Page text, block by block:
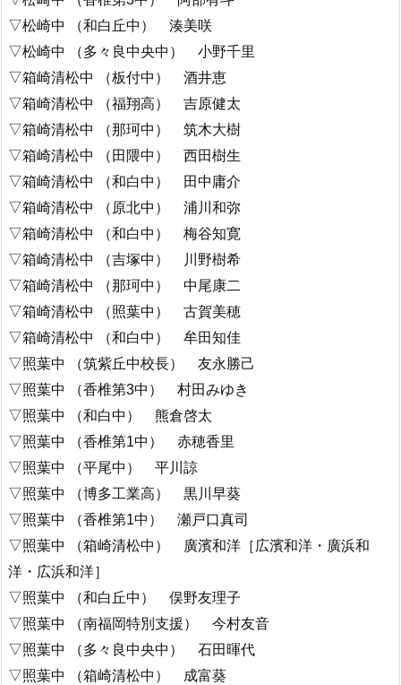
▽松崎中 （和白丘中） 湊美咲
▽松崎中 （多々良中央中） 小野千里
▽箱崎清松中 （板付中） 酒井恵
▽箱崎清松中 （福翔高） 吉原健太
▽箱崎清松中 （那珂中） 筑木大樹
▽箱崎清松中 （田隈中） 西田樹生
▽箱崎清松中 （和白中） 田中庸介
▽箱崎清松中 （原北中） 浦川和弥
▽箱崎清松中 （和白中） 梅谷知寛
▽箱崎清松中 （吉塚中） 川野樹希
▽箱崎清松中 （那珂中） 中尾康二
▽箱崎清松中 （照葉中） 古賀美穂
▽箱崎清松中 （和白中） 牟田知佳
▽照葉中 （筑紫丘中校長） 友永勝己
▽照葉中 （香椎第3中） 村田みゆき
▽照葉中 （和白中） 熊倉啓太
▽照葉中 （香椎第1中） 赤穂香里
▽照葉中 （平尾中） 平川諒
▽照葉中 （博多工業高） 黒川早葵
▽照葉中 （香椎第1中） 瀬戸口真司
▽照葉中 （箱崎清松中） 廣濱和洋［広濱和洋・廣浜和
洋・広浜和洋］
▽照葉中 （和白丘中） 俣野友理子
▽照葉中 （南福岡特別支援） 今村友音
▽照葉中 （多々良中央中） 石田暉代
▽照葉中 （箱崎清松中） 成富葵